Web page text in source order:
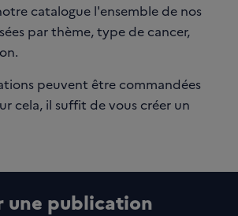
catalogue l'ensemble de nos
par thème, type de cancer,
peuvent être commandées
cela, il suffit de vous créer un
une publication